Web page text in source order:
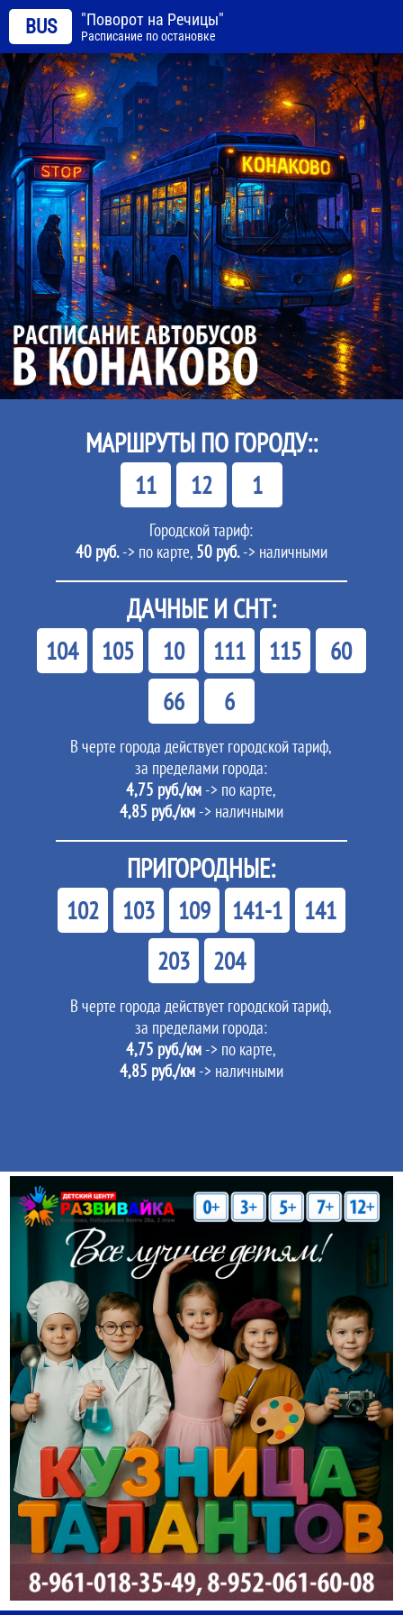
BUS "Поворот на Речицы"
Расписание по остановке
МАРШРУТЫ ПО ГОРОДУ::
11 12 1
Городской тариф:
40 руб.-> по карте, 50 руб.-> наличными
ДАЧНЫЕ И СНТ:
104 105 10 111 115
60
66
6
В черте города действует городской тариф,
за пределами города:
4,75 руб./км -> по карте,
4,85 руб./км-> наличными
ПРИГОРОДНЫЕ:
102 103 109 141-1
141
203
204
В черте города действует городской тариф,
за пределами города:
4,75 руб./км -> по карте,
4,85 руб./км-> наличными